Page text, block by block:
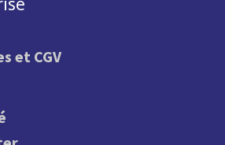
et CGV